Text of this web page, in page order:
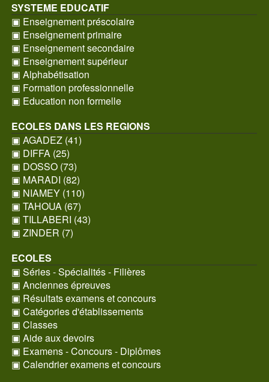
SYSTEME EDUCATIF
▣ Enseignement préscolaire
▣ Enseignement primaire
▣ Enseignement secondaire
▣ Enseignement supérieur
▣ Alphabétisation
▣ Formation professionnelle
▣ Education non formelle
ECOLES DANS LES REGIONS
▣ AGADEZ (41)
▣ DIFFA (25)
▣ DOSSO (73)
▣ MARADI (82)
▣ NIAMEY (110)
▣ TAHOUA (67)
▣ TILLABERI (43)
▣ ZINDER (7)
ECOLES
▣ Séries - Spécialités - Filières
▣ Anciennes épreuves
▣ Résultats examens et concours
▣ Catégories d'établissements
▣ Classes
▣ Aide aux devoirs
▣ Examens - Concours - Diplômes
▣ Calendrier examens et concours